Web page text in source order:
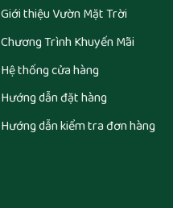
Giới thiệu Vườn Mặt Trời
Chương Trình Khuyến Mãi
Hệ thống cửa hàng
Hướng dẫn đặt hàng
Hướng dẫn kiểm tra đơn hàng